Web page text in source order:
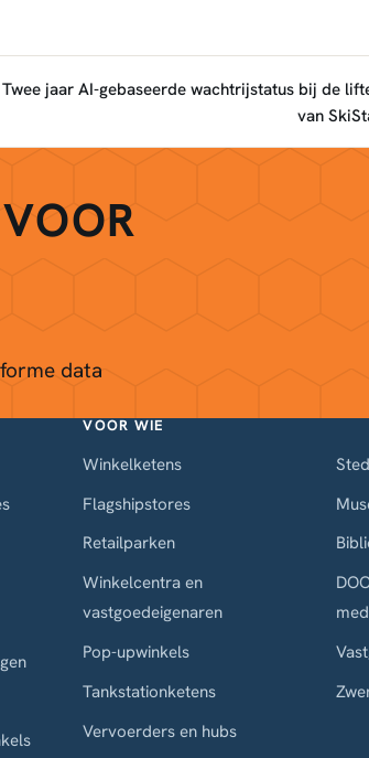
Twee jaar AI-gebaseerde wachtrijstatus bij de
van
data
VOOR WIE
Winkelketens
Flagshipstores
Retailparken
Winkelcentra en
vastgoedeigenaren
Pop-upwinkels
Tankstationketens
Vervoerders en hubs